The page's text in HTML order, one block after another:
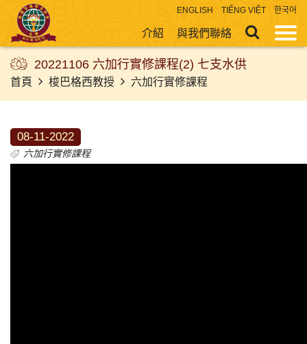
ENGLISH TIẾNG VIỆT 한국어
介紹 與我們聯絡
20221106 六加行實修課程(2) 七支水供
首頁 梭巴格西教授 六加行實修課程
08-11-2022
六加行實修課程